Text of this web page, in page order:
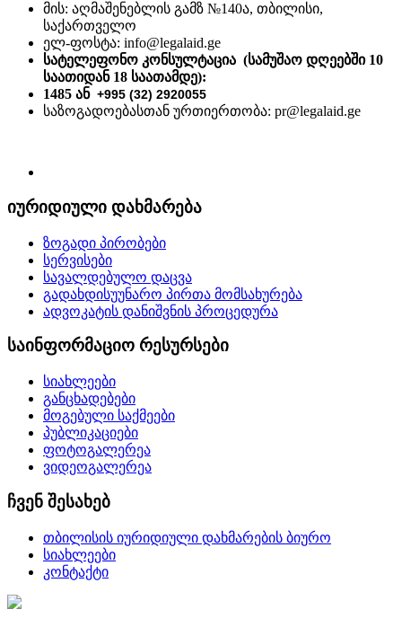
მის: აღმაშენებლის გამზ №140ა, თბილისი,
საქართველო
ელ-ფოსტა: info@legalaid.ge
სატელეფონო კონსულტაცია (სამუშაო დღეებში 10
საათიდან 18 საათამდე):
1485 ან +995 (32) 2920055
საზოგადოებასთან ურთიერთობა: pr@legalaid.ge
იურიდიული დახმარება
ზოგადი პირობები
სერვისები
სავალდებულო დაცვა
გადახდისუუნარო პირთა მომსახურება
ადვოკატის დანიშვნის პროცედურა
საინფორმაციო რესურსები
სიახლეები
განცხადებები
მოგებული საქმეები
პუბლიკაციები
ფოტოგალერეა
ვიდეოგალერეა
ჩვენ შესახებ
თბილისის იურიდიული დახმარების ბიურო
სიახლეები
კონტაქტი